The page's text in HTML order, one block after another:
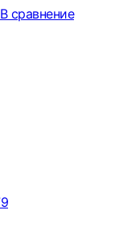
В сравнение